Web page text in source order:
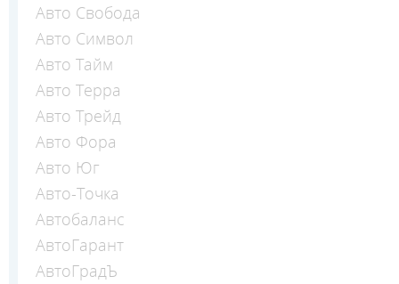
Авто Свобода
Авто Символ
Авто Тайм
Авто Терра
Авто Трейд
Авто Фора
Авто Юг
Авто-Точка
Автобаланс
АвтоГарант
АвтоГрадЪ